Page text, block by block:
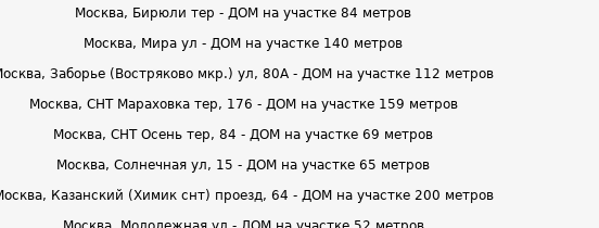
Москва, Бирюли тер - ДОМ на участке 84 метров
Москва, Мира ул - ДОМ на участке 140 метров
Заборье (Востряково мкр.) ул, 80А - ДОМ на участке 112 метров
Москва, СНТ Мараховка тер, 176 - ДОМ на участке 159 метров
Москва, СНТ Осень тер, 84 - ДОМ на участке 69 метров
Москва, Солнечная ул, 15 - ДОМ на участке 65 метров
Казанский (Химик снт) проезд, 64 - ДОМ на участке 200 метров